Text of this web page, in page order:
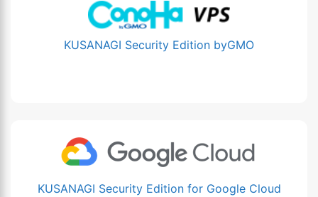
KUSANAGI Security Edition byGMO
KUSANAGI Security Edition for Google Cloud